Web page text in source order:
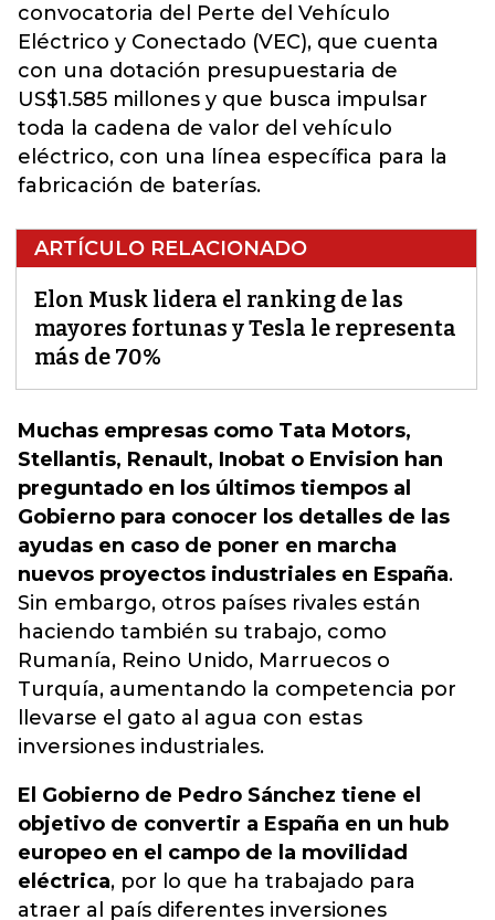
convocatoria del Perte del Vehículo
Eléctrico y Conectado (VEC), que cuenta
con una dotación presupuestaria de
US$1.585 millones y que busca impulsar
toda la cadena de valor del vehículo
eléctrico, con una línea específica para la
fabricación de baterías.
ARTÍCULO RELACIONADO
Elon Musk lidera el ranking de las
mayores fortunas y Tesla le representa
más de 70%
Muchas empresas como Tata Motors,
Stellantis, Renault, Inobat o Envision han
preguntado en los últimos tiempos al
Gobierno para conocer los detalles de las
ayudas en caso de poner en marcha
nuevos proyectos industriales en España.
Sin embargo, otros países rivales están
haciendo también su trabajo, como
Rumanía, Reino Unido, Marruecos o
Turquía, aumentando la competencia por
llevarse el gato al agua con estas
inversiones industriales.
El Gobierno de Pedro Sánchez tiene el
objetivo de convertir a España en un hub
europeo en el campo de la movilidad
eléctrica, por lo que ha trabajado para
atraer al país diferentes inversiones